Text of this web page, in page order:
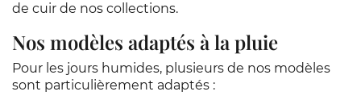
de cuir de nos collections.
Nos modèles adaptés à la pluie
Pour les jours humides, plusieurs de nos modèles
sont particulièrement adaptés :